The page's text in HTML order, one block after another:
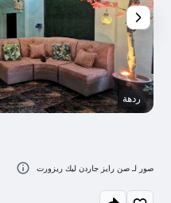
ردهة
صور لـ صن رايز جاردن ليك ريزورت